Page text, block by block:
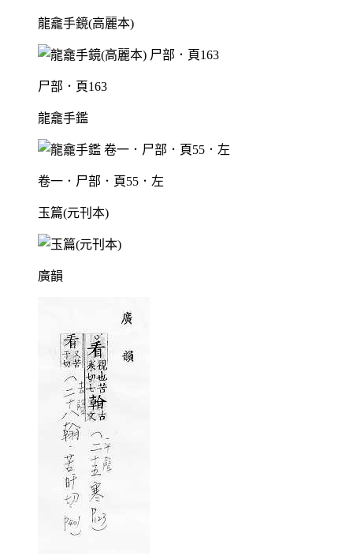
龍龕手鏡(高麗本)
尸部．頁163
龍龕手鑑
卷一．尸部．頁55．左
玉篇(元刊本)
廣韻